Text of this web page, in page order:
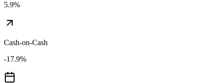
5.9%
Cash-on-Cash
-17.9%